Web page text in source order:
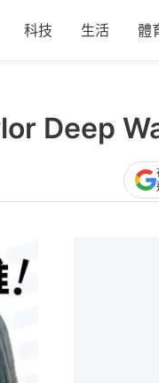
科技 生活 體
Deep